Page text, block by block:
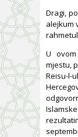
Dragi,
alejkum
U
mjestu,
Reisu-